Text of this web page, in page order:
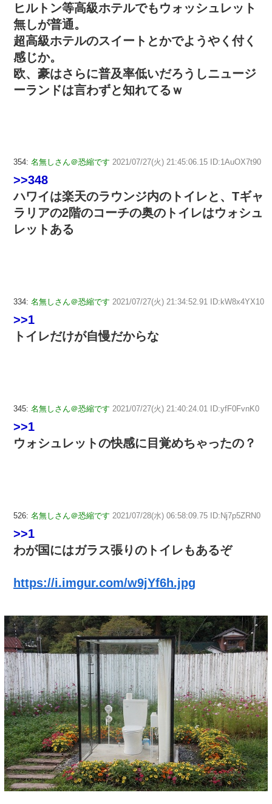
ヒルトン等高級ホテルでもウォッシュレット
無しが普通。
超高級ホテルのスイートとかでようやく付く
感じか。
欧、豪はさらに普及率低いだろうしニュージ
ーランドは言わずと知れてるｗ
354: 名無しさん＠恐縮です 2021/07/27(火) 21:45:06.15 ID:1AuOX7t90
>>348
ハワイは楽天のラウンジ内のトイレと、Tギャ
ラリアの2階のコーチの奥のトイレはウォシュ
レットある
334: 名無しさん＠恐縮です 2021/07/27(火) 21:34:52.91 ID:kW8x4YX10
>>1
トイレだけが自慢だからな
345: 名無しさん＠恐縮です 2021/07/27(火) 21:40:24.01 ID:yfF0FvnK0
>>1
ウォシュレットの快感に目覚めちゃったの？
526: 名無しさん＠恐縮です 2021/07/28(水) 06:58:09.75 ID:Nj7p5ZRN0
>>1
わが国にはガラス張りのトイレもあるぞ
https://i.imgur.com/w9jYf6h.jpg